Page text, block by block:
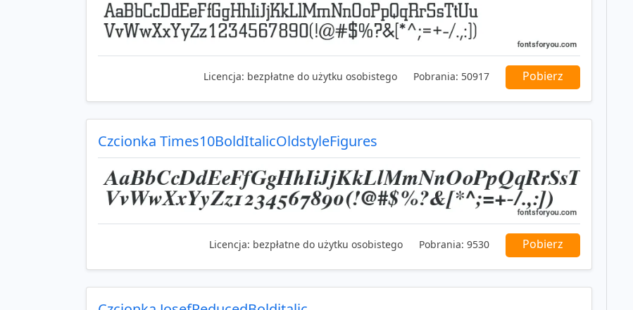
Licencja: bezpłatne do użytku osobistego Pobrania: 50917 Pobierz
Czcionka Times10BoldItalicOldstyleFigures
Licencja: bezpłatne do użytku osobistego Pobrania: 9530 Pobierz